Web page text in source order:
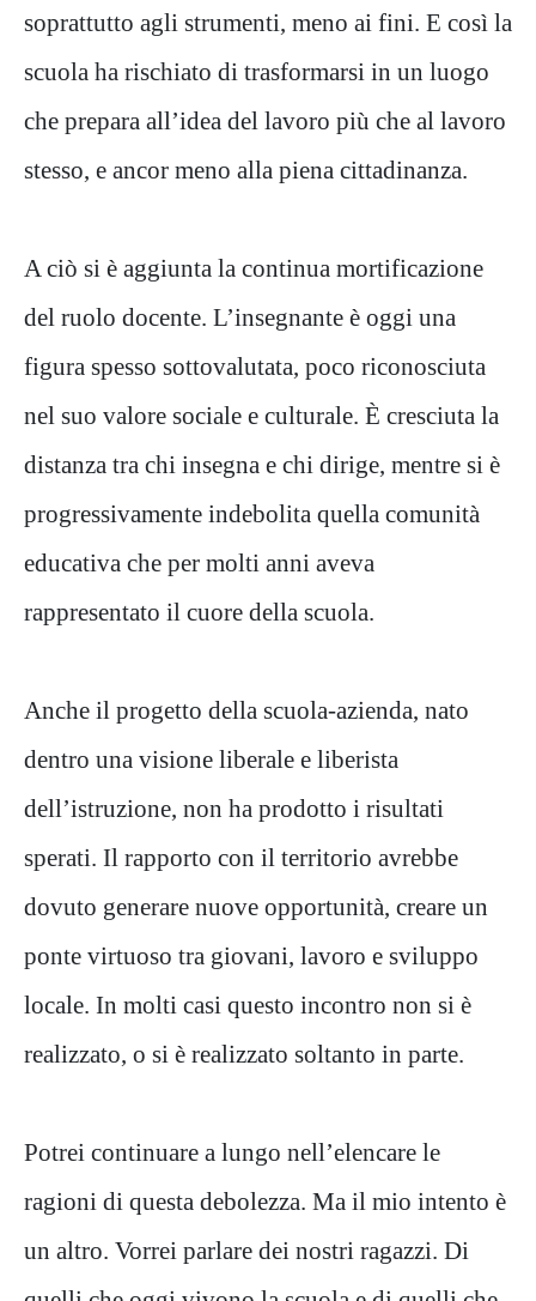
soprattutto agli strumenti, meno ai fini. E così la
scuola ha rischiato di trasformarsi in un luogo
che prepara all’idea del lavoro più che al lavoro
stesso, e ancor meno alla piena cittadinanza.
A ciò si è aggiunta la continua mortificazione
del ruolo docente. L’insegnante è oggi una
figura spesso sottovalutata, poco riconosciuta
nel suo valore sociale e culturale. È cresciuta la
distanza tra chi insegna e chi dirige, mentre si è
progressivamente indebolita quella comunità
educativa che per molti anni aveva
rappresentato il cuore della scuola.
Anche il progetto della scuola-azienda, nato
dentro una visione liberale e liberista
dell’istruzione, non ha prodotto i risultati
sperati. Il rapporto con il territorio avrebbe
dovuto generare nuove opportunità, creare un
ponte virtuoso tra giovani, lavoro e sviluppo
locale. In molti casi questo incontro non si è
realizzato, o si è realizzato soltanto in parte.
Potrei continuare a lungo nell’elencare le
ragioni di questa debolezza. Ma il mio intento è
un altro. Vorrei parlare dei nostri ragazzi. Di